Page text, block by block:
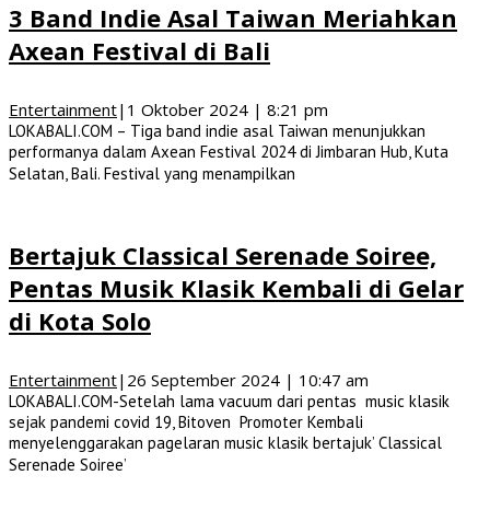
3 Band Indie Asal Taiwan Meriahkan
Axean Festival di Bali
Entertainment| 1 Oktober 2024 | 8:21 pm
LOKABALI.COM – Tiga band indie asal Taiwan menunjukkan
performanya dalam Axean Festival 2024 di Jimbaran Hub, Kuta
Selatan, Bali. Festival yang menampilkan
Bertajuk Classical Serenade Soiree,
Pentas Musik Klasik Kembali di Gelar
di Kota Solo
Entertainment| 26 September 2024 | 10:47 am
LOKABALI.COM-Setelah lama vacuum dari pentas music klasik
sejak pandemi covid 19, Bitoven Promoter Kembali
menyelenggarakan pagelaran music klasik bertajuk’ Classical
Serenade Soiree’